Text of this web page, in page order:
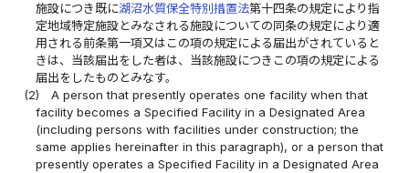
施設につき既に湖沼水質保全特別措置法第十四条の規定により指
定地域特定施設とみなされる施設についての同条の規定により適
用される前条第一項又はこの項の規定による届出がされていると
きは、当該届出をした者は、当該施設につきこの項の規定による
届出をしたものとみなす。
(2)
A person that presently operates one facility when that
facility becomes a Specified Facility in a Designated Area
(including persons with facilities under construction; the
same applies hereinafter in this paragraph), or a person that
presently operates a Specified Facility in a Designated Area